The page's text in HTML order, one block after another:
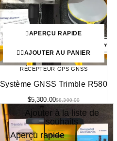
APERÇU RAPIDE
AJOUTER AU PANIER
RÉCEPTEUR GPS GNSS
Système GNSS Trimble R580
$8,300.00
$5,300.00
Ajouter à la liste de
souhaits
Aperçu rapide